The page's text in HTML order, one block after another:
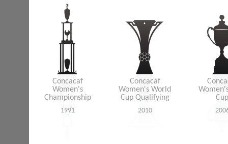
Concacaf
Women's
Championship
1991
Concacaf
Women's World
Cup Qualifying
2010
Cup